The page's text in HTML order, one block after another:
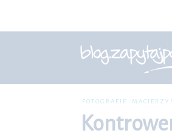
FOTOGRAFIE